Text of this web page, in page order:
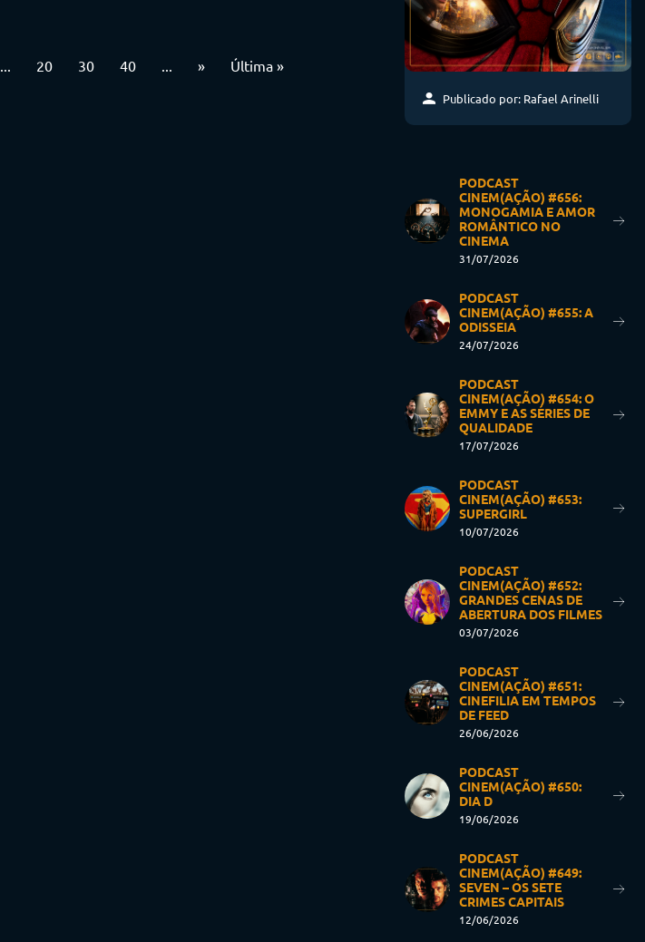
... 20 30 40 ... » Última »
Publicado por: Rafael Arinelli
PODCAST
CINEM(AÇÃO) #656:
MONOGAMIA E AMOR
ROMÂNTICO NO
CINEMA
31/07/2026
PODCAST
CINEM(AÇÃO) #655: A
ODISSEIA
24/07/2026
PODCAST
CINEM(AÇÃO) #654: O
EMMY E AS SÉRIES DE
QUALIDADE
17/07/2026
PODCAST
CINEM(AÇÃO) #653:
SUPERGIRL
10/07/2026
PODCAST
CINEM(AÇÃO) #652:
GRANDES CENAS DE
ABERTURA DOS FILMES
03/07/2026
PODCAST
CINEM(AÇÃO) #651:
CINEFILIA EM TEMPOS
DE FEED
26/06/2026
PODCAST
CINEM(AÇÃO) #650:
DIA D
19/06/2026
PODCAST
CINEM(AÇÃO) #649:
SEVEN – OS SETE
CRIMES CAPITAIS
12/06/2026